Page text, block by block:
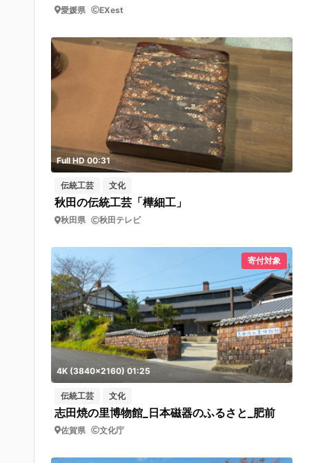
愛媛県 EXest
Full HD 00:31
伝統工芸 文化
秋田の伝統工芸「樺細工」
秋田県 秋田テレビ
寄付対象
4K (3840x2160) 01:25
伝統工芸 文化
志田焼の里博物館_日本磁器のふるさと_肥前
佐賀県 文化庁